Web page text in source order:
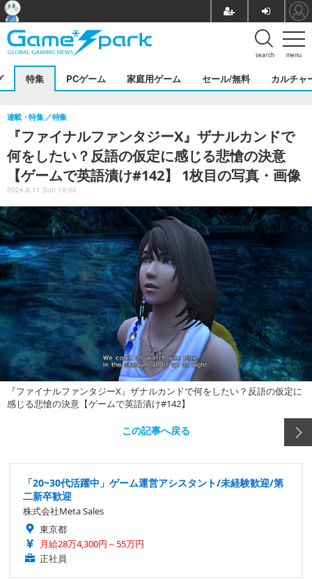
menu
search
特集 PCゲーム 家庭用ゲーム セール/無料 カルチャ
『ファイナルファンタジーX』ザナルカンドで
何をしたい？反語の仮定に感じる悲愴の決意
【ゲームで英語漬け#142】 1枚目の写真・画像
連載・特集 特集
2024.8.11 Sun 19:00
『ファイナルファンタジーX』ザナルカンドで何をしたい？反語の仮定に
感じる悲愴の決意【ゲームで英語漬け#142】
この記事へ戻る
「20~30代活躍中」ゲーム運営アシスタント/未経験歓迎/第
二新卒歓迎
株式会社Meta Sales
東京都
月給28万4,300円～55万円
正社員